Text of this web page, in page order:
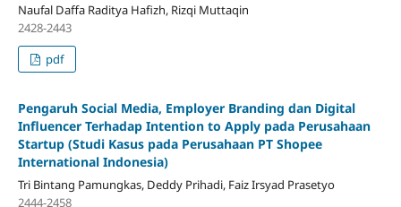
Naufal Daffa Raditya Hafizh, Rizqi Muttaqin
2428-2443
pdf
Pengaruh Social Media, Employer Branding dan Digital
Influencer Terhadap Intention to Apply pada Perusahaan
Startup (Studi Kasus pada Perusahaan PT Shopee
International Indonesia)
Tri Bintang Pamungkas, Deddy Prihadi, Faiz Irsyad Prasetyo
2444-2458